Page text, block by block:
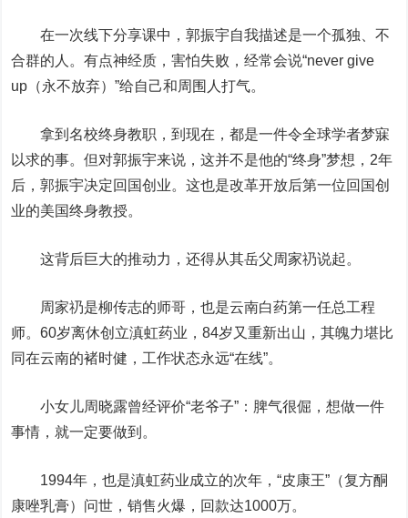
在一次线下分享课中，郭振宇自我描述是一个孤独、不
合群的人。有点神经质，害怕失败，经常会说“never give
up（永不放弃）”给自己和周围人打气。
拿到名校终身教职，到现在，都是一件令全球学者梦寐
以求的事。但对郭振宇来说，这并不是他的“终身”梦想，2年
后，郭振宇决定回国创业。这也是改革开放后第一位回国创
业的美国终身教授。
这背后巨大的推动力，还得从其岳父周家礽说起。
周家礽是柳传志的师哥，也是云南白药第一任总工程
师。60岁离休创立滇虹药业，84岁又重新出山，其魄力堪比
同在云南的褚时健，工作状态永远“在线”。
小女儿周晓露曾经评价“老爷子”：脾气很倔，想做一件
事情，就一定要做到。
1994年，也是滇虹药业成立的次年，“皮康王”（复方酮
康唑乳膏）问世，销售火爆，回款达1000万。